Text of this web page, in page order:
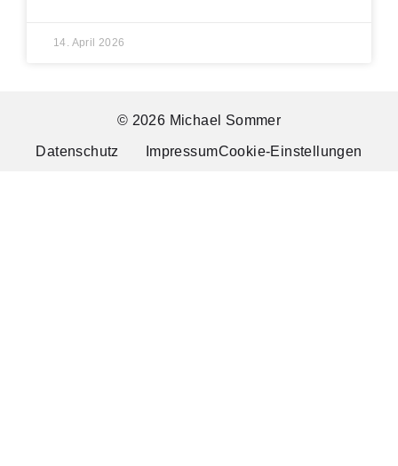
14. April 2026
© 2026 Michael Sommer
Datenschutz ImpressumCookie-Einstellungen